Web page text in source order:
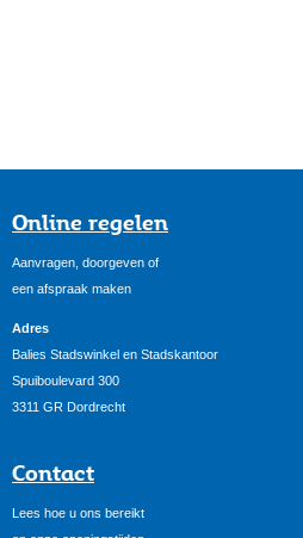
Online regelen
Aanvragen, doorgeven of
een afspraak maken
Adres
Balies Stadswinkel en Stadskantoor
Spuiboulevard 300
3311 GR Dordrecht
Contact
Lees hoe u ons bereikt